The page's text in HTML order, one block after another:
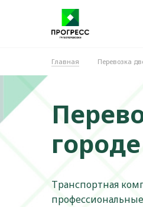
Главная Перевозка
Транспортная